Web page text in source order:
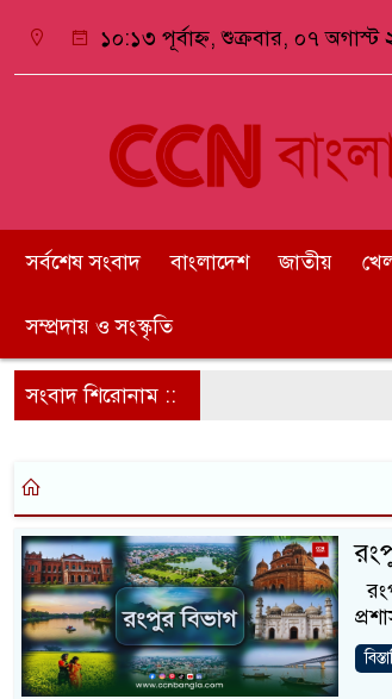
১০:১৩ পূর্বাহ্ন, শুক্রবার, ০৭ অগাস্ট
সর্বশেষ সংবাদ বাংলাদেশ জাতীয়
সম্প্রদায় ও সংস্কৃতি
সংবাদ শিরোনাম ::